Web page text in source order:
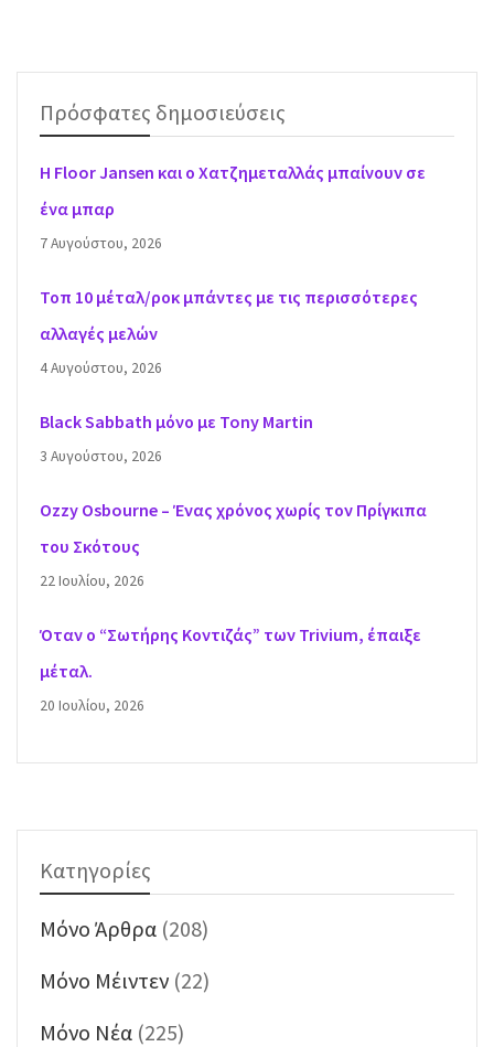
Πρόσφατες δημοσιεύσεις
H Floor Jansen και ο Χατζημεταλλάς μπαίνουν σε
ένα μπαρ
7 Αυγούστου, 2026
Τοπ 10 μέταλ/ροκ μπάντες με τις περισσότερες
αλλαγές μελών
4 Αυγούστου, 2026
Black Sabbath μόνο με Tony Martin
3 Αυγούστου, 2026
Ozzy Osbourne – Ένας χρόνος χωρίς τον Πρίγκιπα
του Σκότους
22 Ιουλίου, 2026
Όταν ο “Σωτήρης Κοντιζάς” των Trivium, έπαιξε
μέταλ.
20 Ιουλίου, 2026
Κατηγορίες
Mόνο Άρθρα (208)
Mόνο Μέιντεν (22)
Mόνο Νέα (225)